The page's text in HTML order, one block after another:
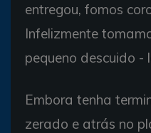
entregou, fomos
Infelizmente
pequeno descuido
Embora tenha
zerado e atrás no